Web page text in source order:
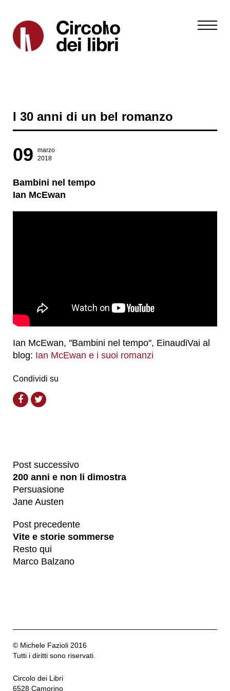
I 30 anni di un bel romanzo
09
marzo
2018
Bambini nel tempo
Ian McEwan
Ian McEwan, "Bambini nel tempo", EinaudiVai al
blog: Ian McEwan e i suoi romanzi
Condividi su
Post successivo
200 anni e non li dimostra
Persuasione
Jane Austen
Post precedente
Vite e storie sommerse
Resto qui
Marco Balzano
© Michele Fazioli 2016
Tutti i diritti sono riservati.
Circolo dei Libri
6528 Camorino